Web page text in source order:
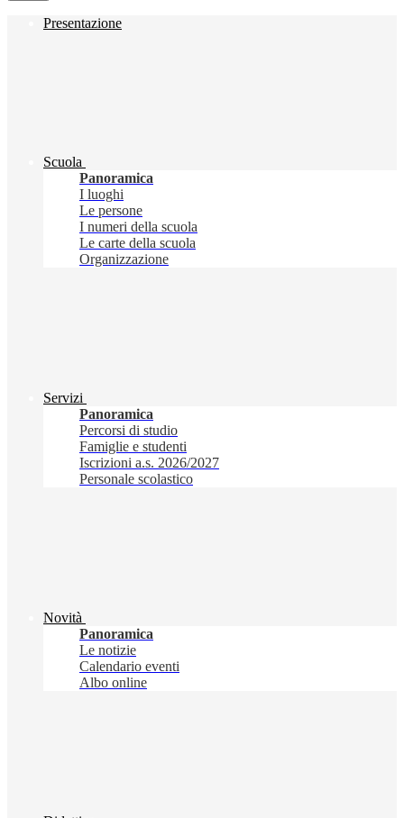
Presentazione
Scuola
Panoramica
I luoghi
Le persone
I numeri della scuola
Le carte della scuola
Organizzazione
Servizi
Panoramica
Percorsi di studio
Famiglie e studenti
Iscrizioni a.s. 2026/2027
Personale scolastico
Novità
Panoramica
Le notizie
Calendario eventi
Albo online